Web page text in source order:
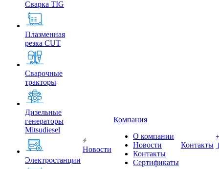
Сварка TIG
Плазменная
резка CUT
Сварочные
тракторы
Дизельные
генераторы
Mitsudiesel
Электростанции
Новости
Компания
О компании
Новости
Контакты
Сертификаты
Контакты